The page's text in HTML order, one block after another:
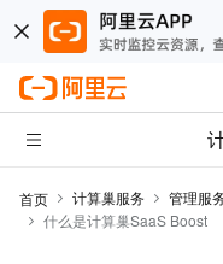
首页 计算巢服务 管理服
什么是计算巢SaaS Boost